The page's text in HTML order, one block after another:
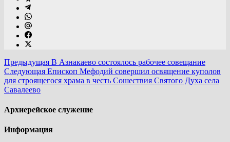
Предыдущая В Азнакаево состоялось рабочее совещание
Следующая Епископ Мефодий совершил освящение куполов
для строящегося храма в честь Сошествия Святого Духа села
Савалеево
Архиерейское служение
Информация